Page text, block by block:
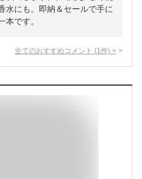
水にも。即納＆セールで手に
本です。
全てのおすすめコメント (1 件) >